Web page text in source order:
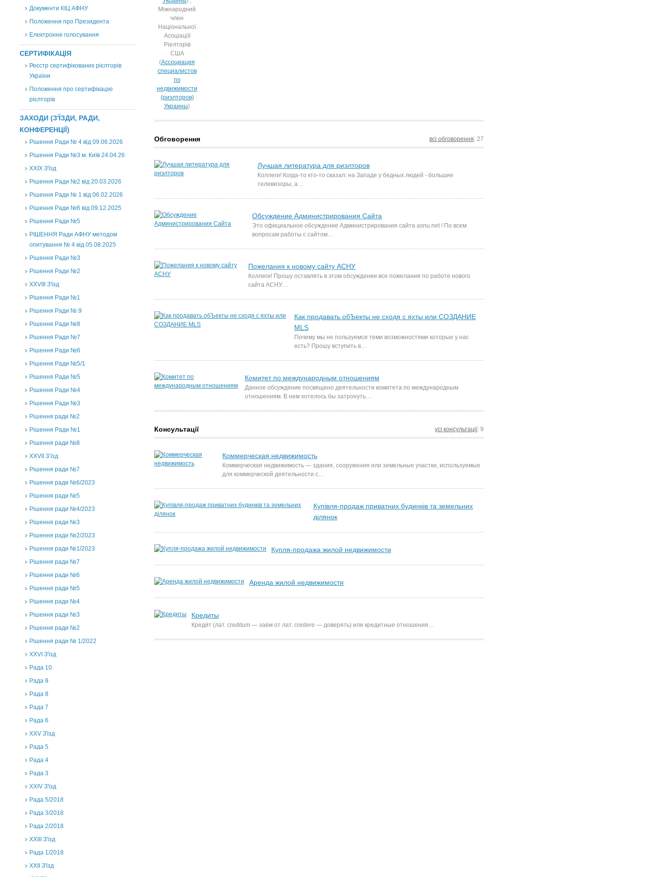
Документи КІЦ АФНУ
Положення про Президента
Електронне голосування
СЕРТИФІКАЦІЯ
Реєстр сертифікованих рієлторів
України
Положення про сертифікацію
рієлторів
ЗАХОДИ (З'ЇЗДИ, РАДИ,
КОНФЕРЕНЦІЇ)
Рішення Ради № 4 від 09.06.2026
Рішення Ради №3 м. Київ 24.04.26
XXІХ З'їзд
Рішення Ради №2 від 20.03.2026
Рішення Ради № 1 від 06.02.2026
Рішення Ради №6 від 09.12.2025
Рішення Ради №5
РІШЕННЯ Ради АФНУ методом
опитування № 4 від 05.08.2025
Рішення Ради №3
Рішення Ради №2
XXVIII З'їзд
Рішення Ради №1
Рішення Ради № 9
Рішення Ради №8
Рішення Ради №7
Рішення Ради №6
Рішення Ради №5/1
Рішення Ради №5
Рішення Ради №4
Рішення Ради №3
Рішення ради №2
Рішення Ради №1
Рішення ради №8
ХХVII З’їзд
Рішення ради №7
Рішення ради №6/2023
Рішення ради №5
Рішення ради №4/2023
Рішення ради №3
Рішення ради №2/2023
Рішення ради №1/2023
Рішення ради №7
Рішення ради №6
Рішення ради №5
Рішення ради №4
Рішення ради №3
Рішення ради №2
Рішення ради № 1/2022
XXVI З'їзд
Рада 10
Рада 9
Рада 8
Рада 7
Рада 6
XXV З'їзд
Рада 5
Рада 4
Рада 3
ХХIV З'їзд
Рада 5/2018
Рада 3/2018
Рада 2/2018
XXIII З'їзд
Рада 1/2018
ХХІІ З'їзд
Міжнародний
член
Національної
Асоціаціїї
Ріелторів
США
(Ассоциация
специалистов
по
недвижимости
(риэлторов)
Украины)
Обговорення всі обговорення: 27
Лучшая литература для риэлторов
Коллеги! Когда-то кто-то сказал: на Западе у бедных людей - большие
телевизоры, а…
Обсуждение Администрирования Сайта
Это официальное обсуждение Администрирования сайта asnu.net ! По всем
вопросам работы с сайтом…
Пожелания к новому сайту АСНУ
Коллеги! Прошу оставлять в этом обсуждении все пожелания по работе нового
сайта АСНУ.…
Как продавать обЪекты не сходя с яхты или СОЗДАНИЕ
MLS
Почему мы не пользуемся теми возможностями которые у нас
есть? Прошу вступить в…
Комитет по международным отношениям
Данное обсуждение посвящено деятельности комитета по международным
отношениям. В нем хотелось бы затронуть…
Консультації усі консультації: 9
Коммерческая недвижимость
Коммерческая недвижимость — здания, сооружения или земельные участки, используемые
для коммерческой деятельности с…
Купівля-продаж приватних будинків та земельних
ділянок
Купля-продажа жилой недвижимости
Аренда жилой недвижимости
Кредиты
Креди́т (лат. creditum — заём от лат. credere — доверять) или кредитные отношения…